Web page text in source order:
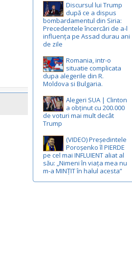
Discursul lui Trump
după ce a dispus
bombardamentul din Siria:
Precedentele încercări de a-l
influența pe Assad durau ani
de zile
Romania, intr-o
situatie complicata
dupa alegerile din R.
Moldova si Bulgaria.
Alegeri SUA | Clinton
a obținut cu 200.000
de voturi mai mult decât
Trump
(VIDEO) Președintele
Poroșenko îl PIERDE
pe cel mai INFLUIENT aliat al
său: „Nimeni în viața mea nu
m-a MINȚIT în halul acesta”